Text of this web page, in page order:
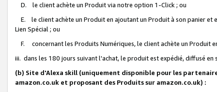
D. le client achète un Produit via notre option 1-Click ; ou
E. le client achète un Produit en ajoutant un Produit à son panier et
Lien Spécial ; ou
F. concernant les Produits Numériques, le client achète un Produit
iii. dans les 180 jours suivant l'achat, le produit est expédié, diffusé
(b) Site d'Alexa skill (uniquement disponible pour les
amazon.co.uk et proposant des Produits sur amazon.co.uk) :